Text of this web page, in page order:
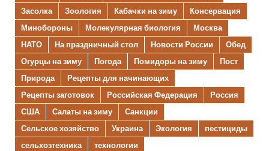
Засолка
Зоология Кабачки на зиму
Консервация
Минобороны
Молекулярная биология
Москва
НАТО
На праздничный стол Новости России
Обед
Огурцы на зиму
Погода Помидоры на зиму
Пост
Природа
Рецепты для начинающих
Рецепты заготовок
Российская Федерация
Россия
США
Салаты на зиму
Санкции
Сельское хозяйство
Украина Экология
пестициды
сельхозтехника
технологии